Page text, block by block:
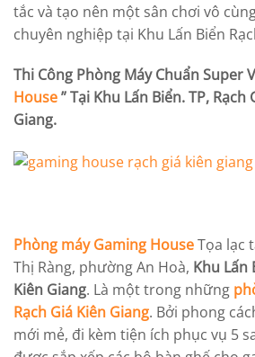
tắc và tạo nên một sân chơi vô
chuyên nghiệp tại Khu Lấn Biển
Thi Công Phòng Máy Chuẩn Super
House” Tại Khu Lấn Biển. TP, Rạch
Giang.
Phòng máy Gaming HouseTọa lạc
Thị Ràng, phường An Hoà, Khu Lấn
Kiên Giang. Là một trong những
Rạch Giá Kiên Giang. Bởi phong
mới mẻ, đi kèm tiện ích phục vụ 5